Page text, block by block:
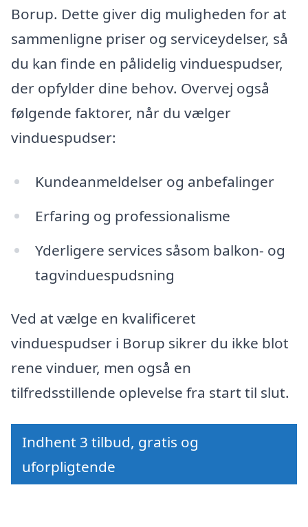
Borup. Dette giver dig muligheden for at
sammenligne priser og serviceydelser, så
du kan finde en pålidelig vinduespudser,
der opfylder dine behov. Overvej også
følgende faktorer, når du vælger
vinduespudser:
Kundeanmeldelser og anbefalinger
Erfaring og professionalisme
Yderligere services såsom balkon- og
tagvinduespudsning
Ved at vælge en kvalificeret
vinduespudser i Borup sikrer du ikke blot
rene vinduer, men også en
tilfredsstillende oplevelse fra start til slut.
Indhent 3 tilbud, gratis og
uforpligtende